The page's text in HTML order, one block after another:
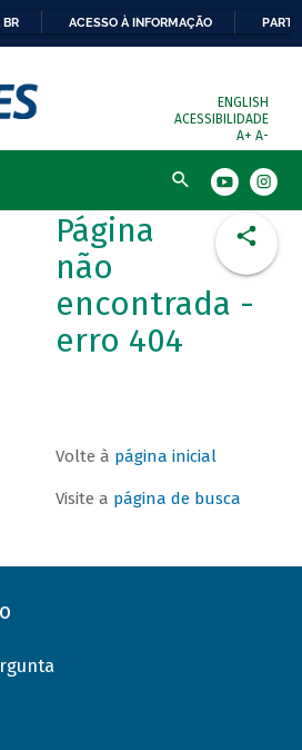
BR ACESSO À INFORMAÇÃO
ENGLISH
ACESSIBILIDADE
A+ A-
Busca
Página
não
encontrada -
erro 404
Volte à página inicial
Visite a página de busca